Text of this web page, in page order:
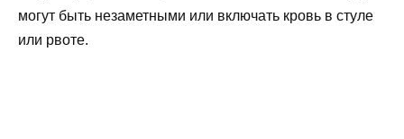
могут быть незаметными или включать кровь в стуле
или рвоте.